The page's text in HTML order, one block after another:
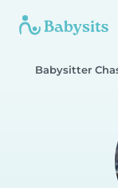
Babysitter